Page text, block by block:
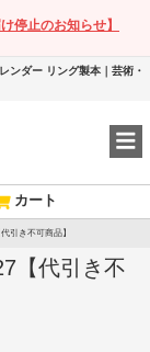
停止のお知らせ】
ンダー リング製本｜芸術・
カート
引き不可商品】
【代引き不